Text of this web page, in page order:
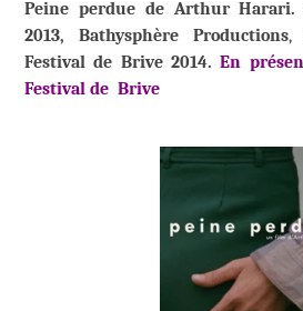
Peine perdue de Arthur Harari.
2013, Bathysphère Productions,
Festival de Brive 2014. En
Festival de Brive